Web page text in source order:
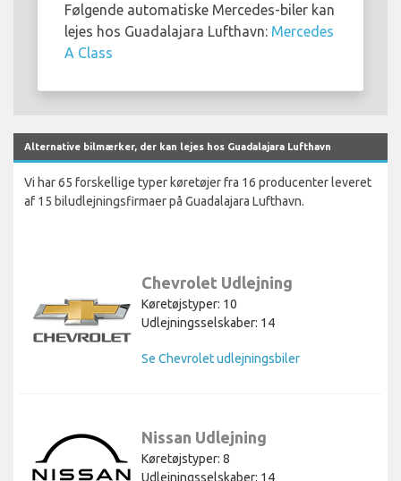
Følgende automatiske Mercedes-biler kan
lejes hos Guadalajara Lufthavn: Mercedes
A Class
Alternative bilmærker, der kan lejes hos Guadalajara Lufthavn
Vi har 65 forskellige typer køretøjer fra 16 producenter leveret
af 15 biludlejningsfirmaer på Guadalajara Lufthavn.
Chevrolet Udlejning
Køretøjstyper: 10
Udlejningsselskaber: 14
Se Chevrolet udlejningsbiler
Nissan Udlejning
Køretøjstyper: 8
Udlejningsselskaber: 14